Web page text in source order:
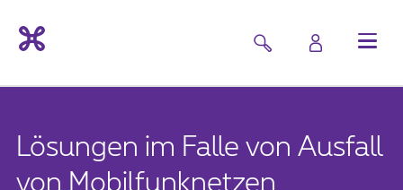
Lösungen im Falle von Ausfall
von Mobilfunknetzen